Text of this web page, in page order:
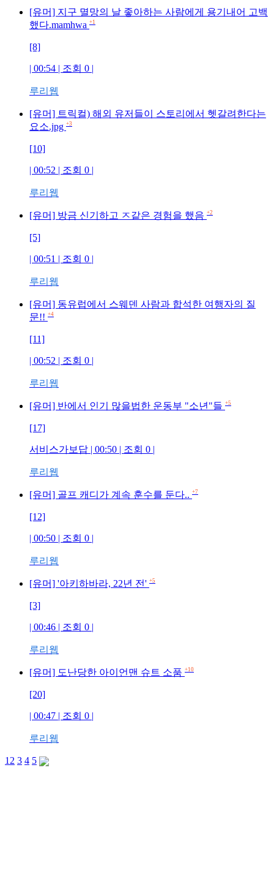
[유머] 지구 멸망의 날 좋아하는 사람에게 용기내어 고백
했다.mamhwa +1
[8]
| 00:54 | 조회 0 |
루리웹
[유머] 트릭컬) 해외 유저들이 스토리에서 헷갈려한다는
요소.jpg +3
[10]
| 00:52 | 조회 0 |
루리웹
[유머] 방금 신기하고 ㅈ같은 경험을 했음 +2
[5]
| 00:51 | 조회 0 |
루리웹
[유머] 동유럽에서 스웨덴 사람과 합석한 여행자의 질
문!! +4
[11]
| 00:52 | 조회 0 |
루리웹
[유머] 반에서 인기 많을법한 운동부 "소년"들 +5
[17]
서비스가보답 | 00:50 | 조회 0 |
루리웹
[유머] 골프 캐디가 계속 훈수를 둔다.. +7
[12]
| 00:50 | 조회 0 |
루리웹
[유머] '아키하바라, 22년 전' +5
[3]
| 00:46 | 조회 0 |
루리웹
[유머] 도난당한 아이언맨 슈트 소품 +10
[20]
| 00:47 | 조회 0 |
루리웹
1 2 3 4 5